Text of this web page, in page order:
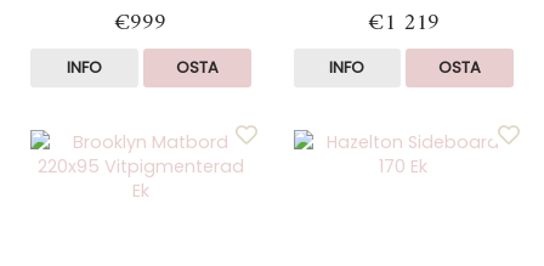
€999
INFO OSTA
€1 219
INFO OSTA